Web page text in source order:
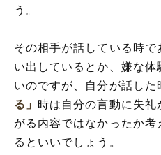
う。
その相手が話している時
い出しているとか、嫌な
いのですが、自分が話した
る」 時は自分の言動に失礼
がる内容ではなかったか
るといいでしょう。